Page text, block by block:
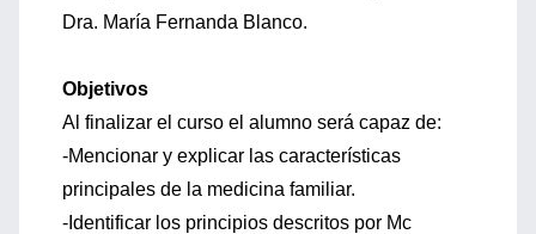
Dra. María Fernanda Blanco.
Objetivos
Al finalizar el curso el alumno será capaz de:
-Mencionar y explicar las características
principales de la medicina familiar.
-Identificar los principios descritos por Mc